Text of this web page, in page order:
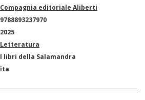
Compagnia editoriale Aliberti
9788893237970
2025
Letteratura
I libri della Salamandra
ita